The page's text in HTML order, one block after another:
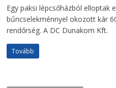
Egy paksi lépcsőházból elloptak
bűncselekménnyel okozott kár
rendőrség. A DC Dunakom Kft.
Tovább